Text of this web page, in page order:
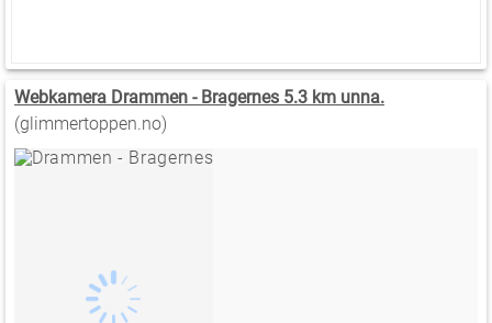
Webkamera Drammen - Bragernes 5.3 km unna.
(glimmertoppen.no)